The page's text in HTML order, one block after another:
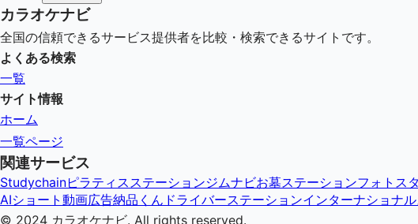
カラオケナビ
全国の信頼できるサービス提供者を比較・検索できるサイトです。
よくある検索
一覧
サイト情報
ホーム
一覧ページ
関連サービス
Studychainピラティスステーションジムナビお墓ステーションフォトス
AIショート動画広告納品くん ドライバーステーションインターナショナ
© 2024 カラオケナビ. All rights reserved.